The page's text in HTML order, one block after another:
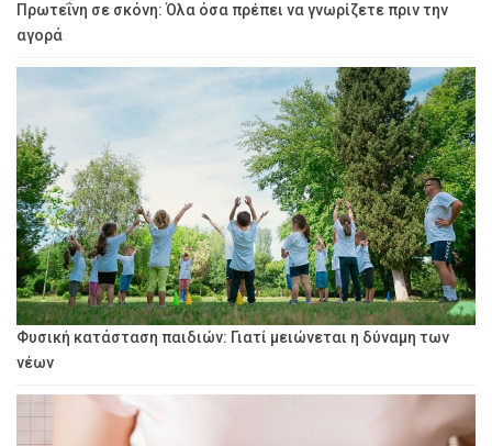
Πρωτεΐνη σε σκόνη: Όλα όσα πρέπει να γνωρίζετε πριν την
αγορά
Φυσική κατάσταση παιδιών: Γιατί μειώνεται η δύναμη των
νέων